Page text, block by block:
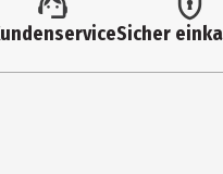
und das Sprudel-Ei
Sicher